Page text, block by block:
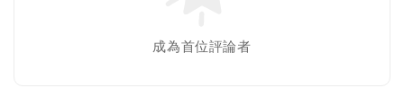
成為首位評論者